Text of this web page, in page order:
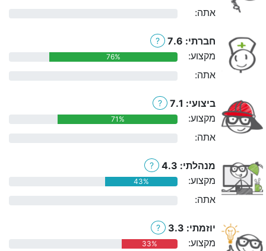
אתה:
חברתי: 7.6 ?
מקצוע: 76%
אתה:
ביצועי: 7.1 ?
מקצוע: 71%
אתה:
מנהלתי: 4.3 ?
מקצוע: 43%
אתה:
יוזמתי: 3.3 ?
מקצוע: 33%